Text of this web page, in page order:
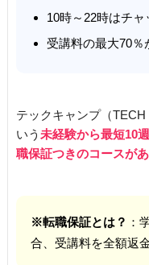
10時～22時はチ
受講料の最大70％
テックキャンプ（
いう 未経験から最短10
職保証つきのコースがあ
※転職保証とは？ ：
合、受講料を全額返